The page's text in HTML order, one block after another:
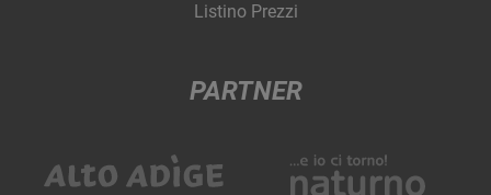
Listino Prezzi
PARTNER